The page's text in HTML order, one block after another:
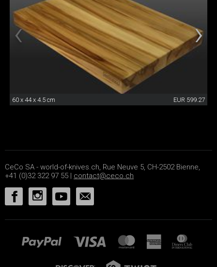
60 x 44 x 4.5 cm EUR 599.27
CeCo SA - world-of-knives.ch, Rue Neuve 5, CH-2502 Bienne,
+41 (0)32 322 97 55 | contact@ceco.ch